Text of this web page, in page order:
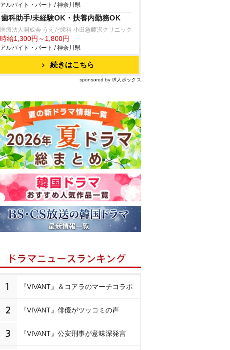
アルバイト・パート / 神奈川県
歯科助手/未経験OK・扶養内勤務OK
医療法人開成会 うえだ歯科 小田急藤沢クリニック
時給1,300円～1,800円
アルバイト・パート / 神奈川県
続きはこちら
sponsored by 求人ボックス
1 『VIVANT』＆コアラのマーチコラボ
2 『VIVANT』俳優がツッコミの声
3 『VIVANT』公安刑事が意味深発言